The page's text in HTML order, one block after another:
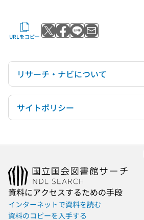
URLをコピー Xでポストする
Facebookでシェアする
LINEで送る
メールで送る
リサーチ・ナビについて
サイトポリシー
資料にアクセスするための手段
インターネットで資料を読む
資料のコピーを入手する